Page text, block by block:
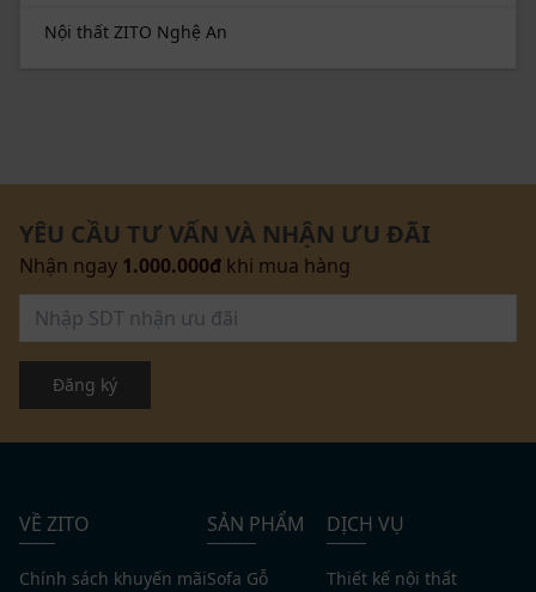
Nội thất ZITO Nghệ An
YÊU CẦU TƯ VẤN VÀ NHẬN ƯU ĐÃI
Nhận ngay 1.000.000đ khi mua hàng
Đăng ký
VỀ ZITO
Chính sách khuyến mãi
SẢN PHẨM
Sofa Gỗ
DỊCH VỤ
Thiết kế nội thất